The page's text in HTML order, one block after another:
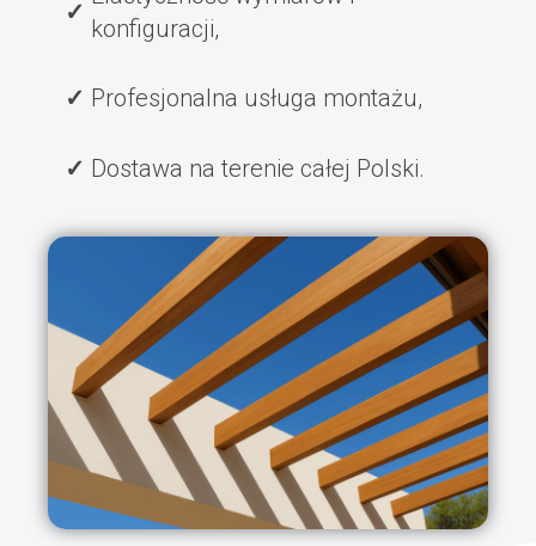
konfiguracji,
Profesjonalna usługa montażu,
Dostawa na terenie całej Polski.